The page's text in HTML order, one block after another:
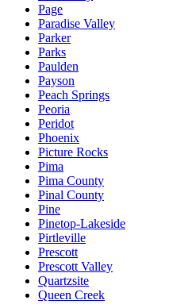
Page
Paradise Valley
Parker
Parks
Paulden
Payson
Peach Springs
Peoria
Peridot
Phoenix
Picture Rocks
Pima
Pima County
Pinal County
Pine
Pinetop-Lakeside
Pirtleville
Prescott
Prescott Valley
Quartzsite
Queen Creek